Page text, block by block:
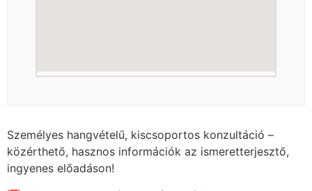
Személyes hangvételű, kiscsoportos konzultáció –
közérthető, hasznos információk az ismeretterjesztő,
ingyenes előadáson!